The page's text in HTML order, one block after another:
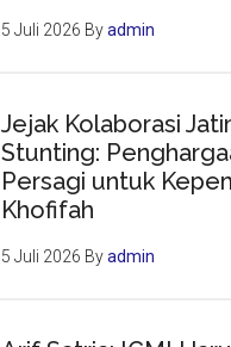
5 Juli 2026 Byadmin
Jejak Kolaborasi
Stunting:
Persagi untuk
Khofifah
5 Juli 2026 Byadmin